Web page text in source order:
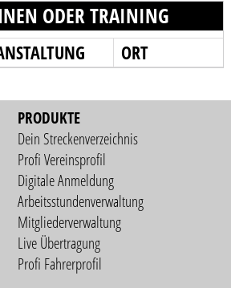
ODER TRAINING
ORT
PRODUKTE
Dein Streckenverzeichnis
Profi Vereinsprofil
Digitale Anmeldung
Arbeitsstundenverwaltung
Mitgliederverwaltung
Live Übertragung
Profi Fahrerprofil